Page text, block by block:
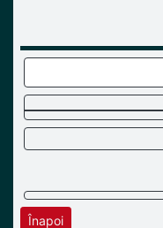
Înapoi